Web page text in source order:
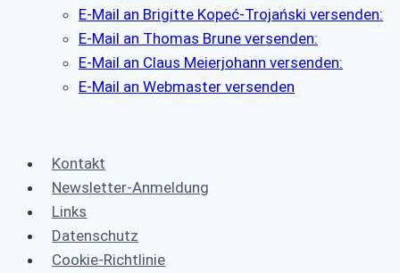
E-Mail an Brigitte Kopeć-Trojański versenden:
E-Mail an Thomas Brune versenden:
E-Mail an Claus Meierjohann versenden:
E-Mail an Webmaster versenden
Kontakt
Newsletter-Anmeldung
Links
Datenschutz
Cookie-Richtlinie